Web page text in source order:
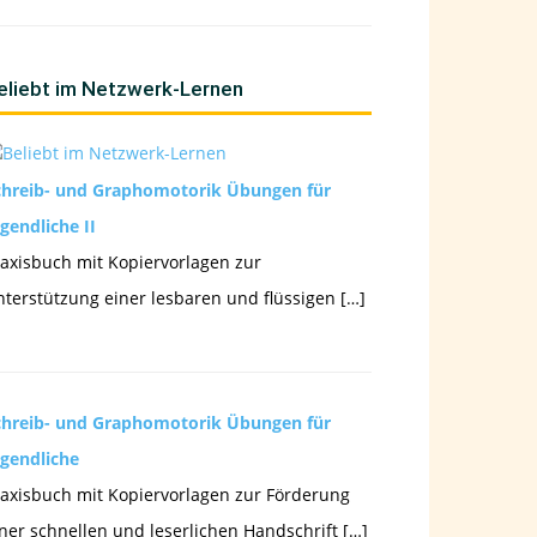
im Netzwerk-Lernen
und Graphomotorik Übungen für
II
mit Kopiervorlagen zur
einer lesbaren und flüssigen […]
und Graphomotorik Übungen für
mit Kopiervorlagen zur Förderung
schnellen und leserlichen Handschrift […]